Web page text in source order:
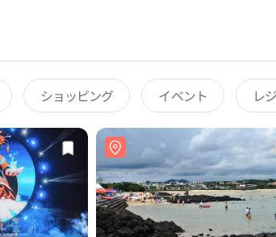
ショッピング イベント レ